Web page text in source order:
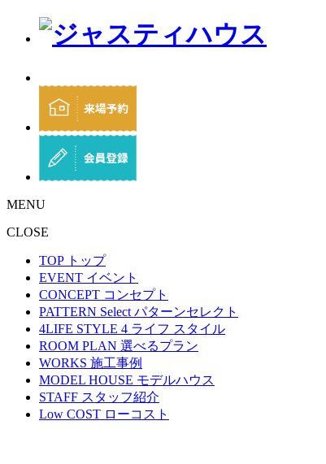
MENU
CLOSE
TOP トップ
EVENT イベント
CONCEPT コンセプト
PATTERN Select パターンセレクト
4LIFE STYLE 4 ライフ スタイル
ROOM PLAN 選べるプラン
WORKS 施工事例
MODEL HOUSE モデルハウス
STAFF スタッフ紹介
Low COST ローコスト